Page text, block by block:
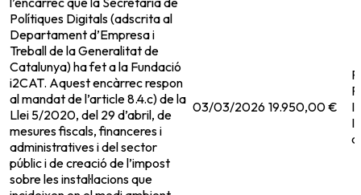
Polítiques Digitals (adscrita al
Departament d’Empresa i
Treball de la Generalitat de
Catalunya) ha fet a la Fundació
i2CAT. Aquest encàrrec respon
al mandat de l’article 8.4.c) de la
Llei 5/2020, del 29 d’abril, de
mesures fiscals, financeres i
administratives i del sector
públic i de creació de l’impost
sobre les instal·lacions que
03/03/2026 19.950,00 €
a